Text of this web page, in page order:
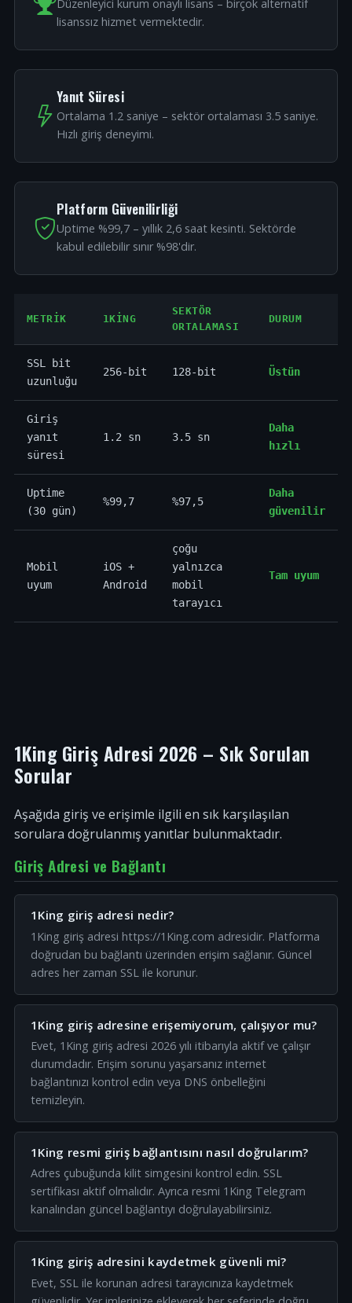
Düzenleyici kurum onaylı lisans – birçok alternatif
lisanssız hizmet vermektedir.
Yanıt Süresi
Ortalama 1.2 saniye – sektör ortalaması 3.5 saniye.
Hızlı giriş deneyimi.
Platform Güvenilirliği
Uptime %99,7 – yıllık 2,6 saat kesinti. Sektörde
kabul edilebilir sınır %98'dir.
METRIK 1KING
SEKTÖR
ORTALAMASI
DURUM
SSL bit
uzunluğu
256-bit 128-bit Üstün
Giriş
yanıt
süresi
1.2 sn 3.5 sn
Daha
hızlı
Uptime
(30 gün)
%99,7 %97,5
Daha
güvenilir
Mobil
uyum
iOS +
Android
çoğu
yalnızca
mobil
tarayıcı
Tam uyum
1King Giriş Adresi 2026 – Sık Sorulan
Sorular
Aşağıda giriş ve erişimle ilgili en sık karşılaşılan
sorulara doğrulanmış yanıtlar bulunmaktadır.
Giriş Adresi ve Bağlantı
1King giriş adresi nedir?
1King giriş adresi https://1King.com adresidir. Platforma
doğrudan bu bağlantı üzerinden erişim sağlanır. Güncel
adres her zaman SSL ile korunur.
1King giriş adresine erişemiyorum, çalışıyor mu?
Evet, 1King giriş adresi 2026 yılı itibarıyla aktif ve çalışır
durumdadır. Erişim sorunu yaşarsanız internet
bağlantınızı kontrol edin veya DNS önbelleğini
temizleyin.
1King resmi giriş bağlantısını nasıl doğrularım?
Adres çubuğunda kilit simgesini kontrol edin. SSL
sertifikası aktif olmalıdır. Ayrıca resmi 1King Telegram
kanalından güncel bağlantıyı doğrulayabilirsiniz.
1King giriş adresini kaydetmek güvenli mi?
Evet, SSL ile korunan adresi tarayıcınıza kaydetmek